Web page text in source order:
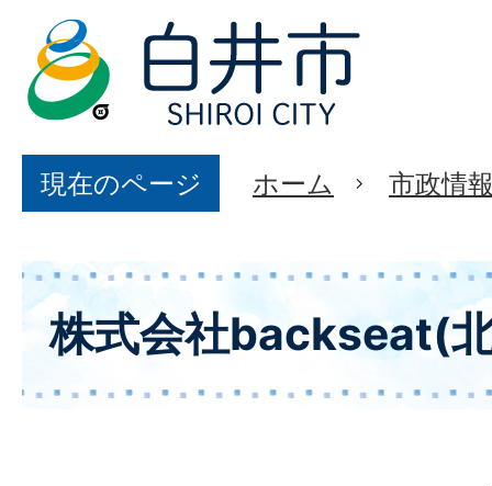
現在のページ ホーム 市政情
株式会社backseat(